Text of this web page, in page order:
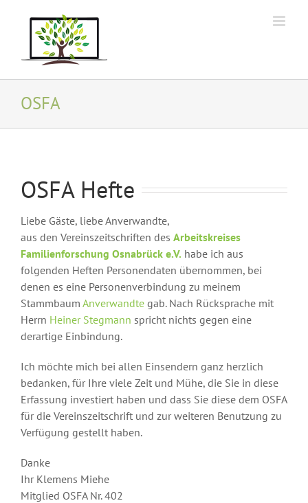
springen
OSFA
OSFA Hefte
Liebe Gäste, liebe Anverwandte,
aus den Vereinszeitschriften des Arbeitskreises
Familienforschung Osnabrück e.V. habe ich aus
folgenden Heften Personendaten übernommen, bei
denen es eine Personenverbindung zu meinem
Stammbaum Anverwandte gab. Nach Rücksprache mit
Herrn Heiner Stegmann spricht nichts gegen eine
derartige Einbindung.
Ich möchte mich bei allen Einsendern ganz herzlich
bedanken, für Ihre viele Zeit und Mühe, die Sie in diese
Erfassung investiert haben und dass Sie diese dem OSFA
für die Vereinszeitschrift und zur weiteren Benutzung zu
Verfügung gestellt haben.
Danke
Ihr Klemens Miehe
Mitglied OSFA Nr. 402